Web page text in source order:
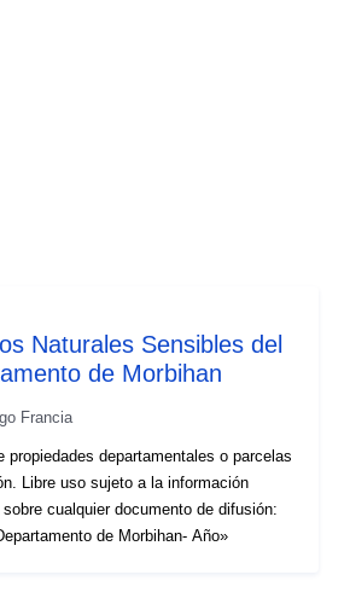
Naturales Sensibles del
de Morbihan
Francia
propiedades departamentales o parcelas
Libre uso sujeto a la información
cualquier documento de difusión:
de Morbihan- Año»